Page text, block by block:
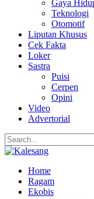
Gaya
Teknologi
Otomotif
Liputan Khusus
Cek Fakta
Loker
Sastra
Puisi
Cerpen
Opini
Video
Advertorial
Home
Ragam
Ekobis